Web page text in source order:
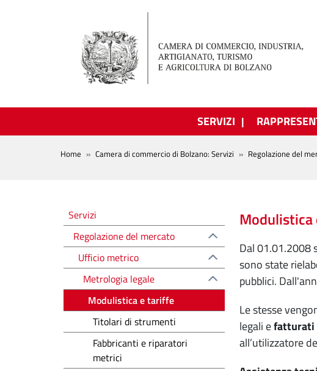
SERVIZI
BREADCRUMB
Home Camera di commercio di Bolzano: Servizi Regolazione del
Dal 01.01.2008
sono state
pubblici.
Le stesse
legali efatturati
all’utilizzatore
Regolazione del mercato
Servizi
Regolazione del mercato
Ufficio metrico
Metrologia legale
Modulistica e tariffe
Titolari di strumenti
Fabbricanti e riparatori
metrici